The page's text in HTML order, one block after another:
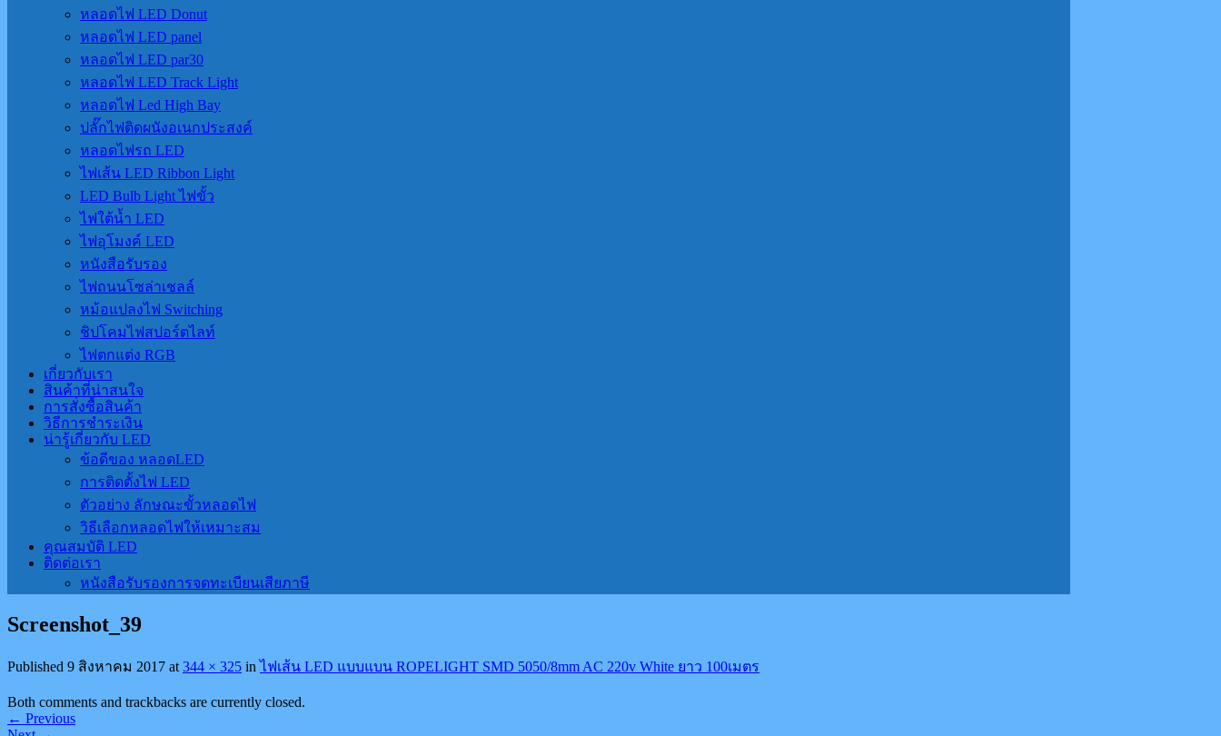
หลอดไฟ LED Donut
หลอดไฟ LED panel
หลอดไฟ LED par30
หลอดไฟ LED Track Light
หลอดไฟ Led High Bay
ปลั๊กไฟติดผนังอเนกประสงค์
หลอดไฟรถ LED
ไฟเส้น LED Ribbon Light
LED Bulb Light ไฟขั้ว
ไฟใต้น้ำ LED
ไฟอุโมงค์ LED
หนังสือรับรอง
ไฟถนนโซล่าเชลล์
หม้อแปลงไฟ Switching
ชิปโคมไฟสปอร์ตไลท์
ไฟตกแต่ง RGB
เกี่ยวกับเรา
สินค้าที่น่าสนใจ
การสั่งซื้อสินค้า
วิธีการชำระเงิน
น่ารู้เกี่ยวกับ LED
ข้อดีของ หลอดLED
การติดตั้งไฟ LED
ตัวอย่าง ลักษณะขั้วหลอดไฟ
วิธีเลือกหลอดไฟให้เหมาะสม
คุณสมบัติ LED
ติดต่อเรา
หนังสือรับรองการจดทะเบียนเสียภาษี
Screenshot_39
Published 9 สิงหาคม 2017 at 344 × 325 inไฟเส้น LED แบบแบน ROPELIGHT SMD 5050/8mm AC 220v White ยาว 100เมตร
Both comments and trackbacks are currently closed.
← Previous